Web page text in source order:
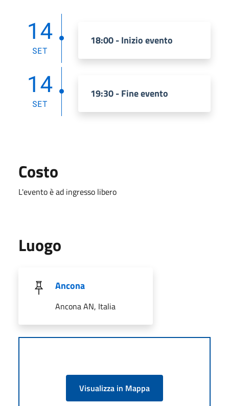
14
SET
18:00 - Inizio evento
14
SET
19:30 - Fine evento
Costo
L'evento è ad ingresso libero
Luogo
Ancona
Ancona AN, Italia
Visualizza in Mappa